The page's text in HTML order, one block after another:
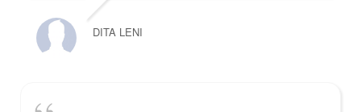
DITA LENI